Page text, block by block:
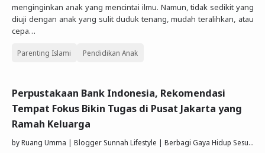
menginginkan anak yang mencintai ilmu. Namun, tidak sedikit yang
diuji dengan anak yang sulit duduk tenang, mudah teralihkan, atau
cepa…
Parenting Islami Pendidikan Anak
Perpustakaan Bank Indonesia, Rekomendasi
Tempat Fokus Bikin Tugas di Pusat Jakarta yang
Ramah Keluarga
byRuang Umma | Blogger Sunnah Lifestyle | Berbagi Gaya Hidup Sesuai Quran Sunnah